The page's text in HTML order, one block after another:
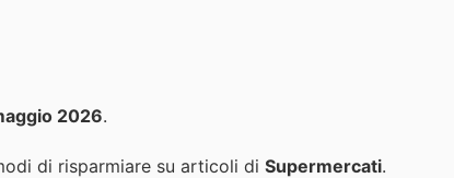
2026.
di risparmiare su articoli di Supermercati.